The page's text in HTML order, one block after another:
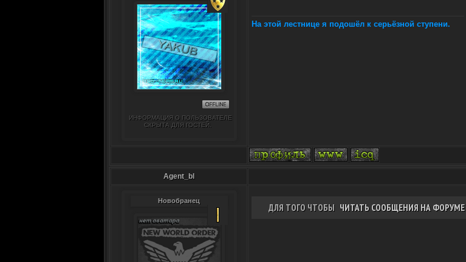
ИНФОРМАЦИЯ О ПОЛЬЗОВАТЕЛЕ
СКРЫТА ДЛЯ ГОСТЕЙ.
На этой лестнице я подошёл к серьёзной ступени.
Agent_bl
Новобранец
ДЛЯ ТОГО ЧТОБЫ ЧИТАТЬ СООБЩЕНИЯ НА ФОРУМЕ